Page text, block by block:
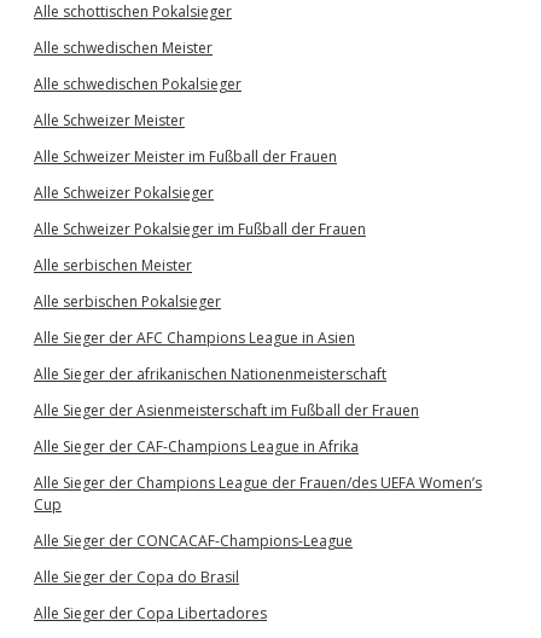
Alle schottischen Pokalsieger
Alle schwedischen Meister
Alle schwedischen Pokalsieger
Alle Schweizer Meister
Alle Schweizer Meister im Fußball der Frauen
Alle Schweizer Pokalsieger
Alle Schweizer Pokalsieger im Fußball der Frauen
Alle serbischen Meister
Alle serbischen Pokalsieger
Alle Sieger der AFC Champions League in Asien
Alle Sieger der afrikanischen Nationenmeisterschaft
Alle Sieger der Asienmeisterschaft im Fußball der Frauen
Alle Sieger der CAF-Champions League in Afrika
Alle Sieger der Champions League der Frauen/des UEFA Women’s
Cup
Alle Sieger der CONCACAF-Champions-League
Alle Sieger der Copa do Brasil
Alle Sieger der Copa Libertadores